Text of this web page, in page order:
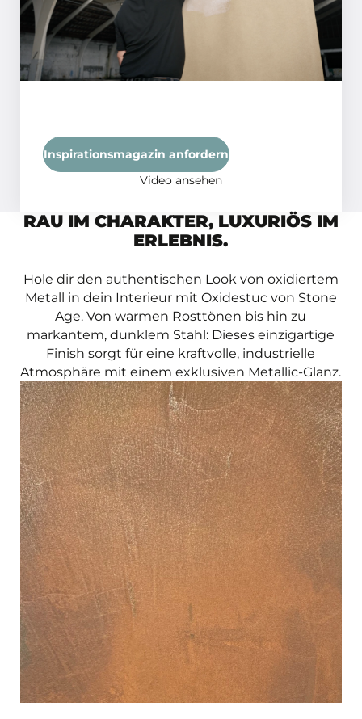
Rollen Sie eine Schicht MCG oder
Ecohecht auf die Fläche. Die
Trocknungszeit beträgt ca. 2-3 Stunden.
Inspirationsmagazin anfordern
Video ansehen
RAU IM CHARAKTER, LUXURIÖS IM
ERLEBNIS.
Hole dir den authentischen Look von oxidiertem
Metall in dein Interieur mit Oxidestuc von Stone
Age. Von warmen Rosttönen bis hin zu
markantem, dunklem Stahl: Dieses einzigartige
Finish sorgt für eine kraftvolle, industrielle
Atmosphäre mit einem exklusiven Metallic-Glanz.